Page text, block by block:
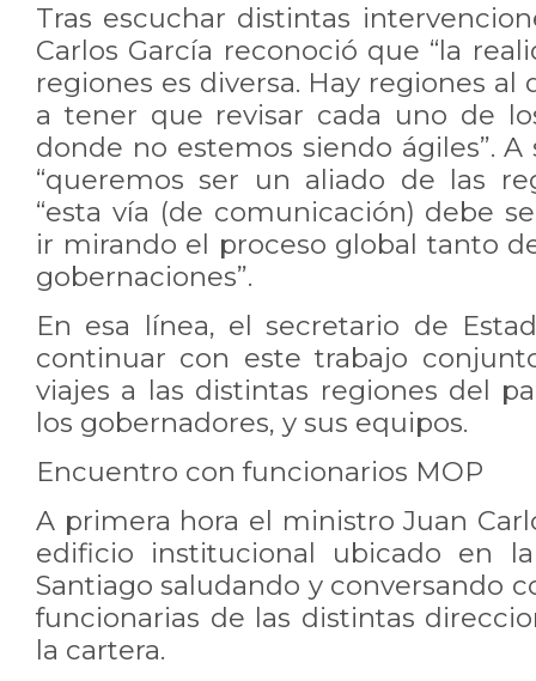
Tras escuchar distintas
Carlos García reconoció que “la
regiones es diversa. Hay regiones al
a tener que revisar cada uno de
donde no estemos siendo ágiles”.
“queremos ser un aliado de las
“esta vía (de comunicación) debe
ir mirando el proceso global tanto
gobernaciones”.
En esa línea, el secretario de
continuar con este trabajo
viajes a las distintas regiones del
los gobernadores, y sus equipos.
Encuentro con funcionarios MOP
A primera hora el ministro Juan
edificio institucional ubicado en
Santiago saludando y conversando
funcionarias de las distintas
la cartera.